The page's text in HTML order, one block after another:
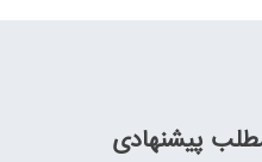
پیشنهادی